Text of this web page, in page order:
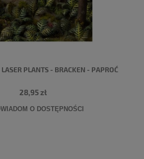
LASER PLANTS - BRACKEN - PAPROĆ
28,95 zł
O DOSTĘPNOŚCI